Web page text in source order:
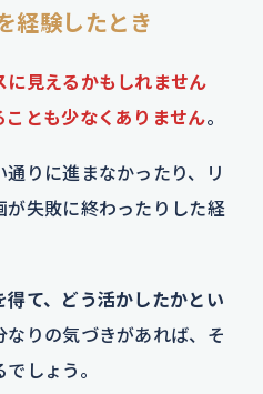
経験したとき
見えるかもしれません
とも少なくありません。
りに進まなかったり、リ
失敗に終わったりした経
て、どう活かしたかとい
なりの気づきがあれば、そ
しょう。